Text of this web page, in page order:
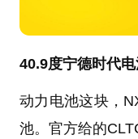
40.9度宁德时代
动力电池这块，
池。官方给的